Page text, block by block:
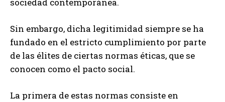
sociedad contemporánea.
Sin embargo, dicha legitimidad siempre se ha
fundado en el estricto cumplimiento por parte
de las élites de ciertas normas éticas, que se
conocen como el pacto social.
La primera de estas normas consiste en